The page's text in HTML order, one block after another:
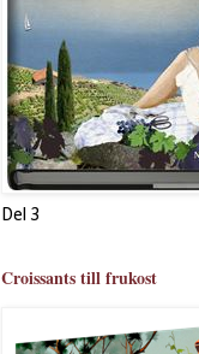
Del 3
Croissants till frukost